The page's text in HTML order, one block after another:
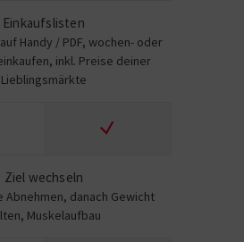
Einkaufslisten
Handy / PDF, wochen- oder
inkl. Preise deiner
Lieblingsmärkte
Ziel wechseln
Abnehmen, danach Gewicht
Muskelaufbau